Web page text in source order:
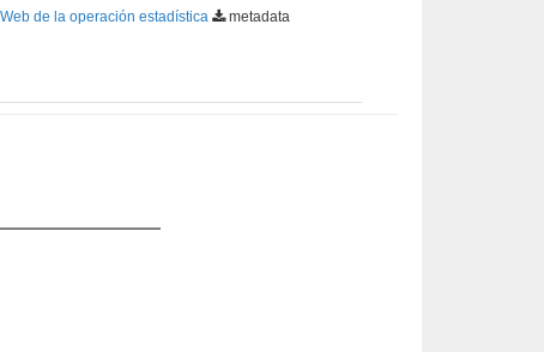
de la operación estadística
metadata